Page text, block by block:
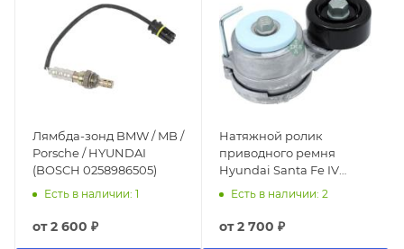
Лямбда-зонд BMW / MB /
Porsche / HYUNDAI
(BOSCH 0258986505)
Есть в наличии: 1
от2 600 ₽
Натяжной ролик
приводного ремня
Hyundai Santa Fe IV
2018-2025
Есть в наличии: 2
от2 700 ₽